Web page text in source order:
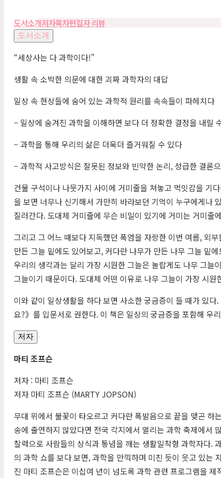
도서소개저자목차편집자 리뷰
도서소개
“세상사는 다 과학이다!”
생활 속 소박한 의문에 대한 괴짜 과학자의 대답
일상 속 현상들에 숨어 있는 과학적 원리를 속속들이 파헤치다
– 일상에 숨겨진 과학을 이해하면 보다 더 정확한 결정을 내릴
– 과학을 통해 우리의 삶은 더욱더 즐거워질 수 있다
– 과학적 사고방식은 잘못된 정보와 빈약한 논리, 성급한 결론
건물 구석이나 나뭇가지 사이에 거미줄을 쳐놓고 먹잇감을 기
을 보면 너무나 신기해서 가만히 바라보던 기억이 누구에게나
질러간다. 도대체 거미줄에 무슨 비밀이 있기에 거미는 거미
그리고 그 어느 때보다 지독했던 폭염을 자랑한 이번 여름, 외
만든 그늘 밑에도 있어보고, 커다란 나무가 만든 나무 그늘 밑
우리의 생각과는 달리 가장 시원한 그늘은 놀랍게도 나무 그
그늘이기 때문이다. 도대체 어떤 이유로 나무 그늘이 가장 시원
이와 같이 일상생활을 하다 보면 사소한 궁금증이 들 때가 있
요?》를 입문서로 권한다. 이 책은 일상의 궁금증을 포함해 우
저자
마티 조프슨
저자 : 마티 조프슨
저자 마티 조프슨 (MARTY JOPSON)
무대 위에서 불꽃이 타오르고 커다란 폭발음으로 끝을 맺곤
송에 출연하지 않았다면 전국 각지에서 열리는 과학 축제에서
찰력으로 사람들의 상식과 통념을 깨는 생활밀착형 과학자다.
의 과학 쇼를 보다 보면, 과학을 만끽하며 미친 듯이 웃고 있는
진 마티 조프슨은 이십여 년이 넘도록 과학 관련 프로그램을